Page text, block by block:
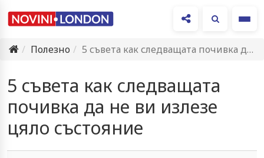
Полезно
5 съвета как следващата почивка да не ви излезе цяло…
5 съвета как следващата
почивка да не ви излезе
цяло състояние